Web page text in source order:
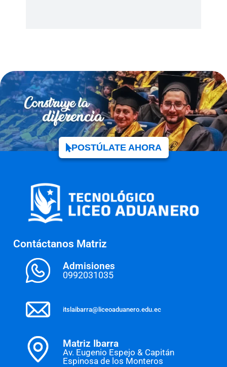
POSTÚLATE AHORA
Contáctanos Matriz
Admisiones
0992031035
itslaibarra@liceoaduanero.edu.ec
Matriz Ibarra
Av. Eugenio Espejo & Capitán
Espinosa de los Monteros